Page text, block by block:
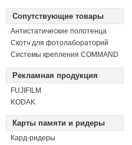
Сопутствующие товары
Антистатические полотенца
Скотч для фотолабораторий
Системы крепления COMMAND
Рекламная продукция
FUJIFILM
KODAK
Карты памяти и ридеры
Кард-ридеры